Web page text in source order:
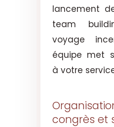
lancement
team
voyage
équipe met
à votre
congrès et